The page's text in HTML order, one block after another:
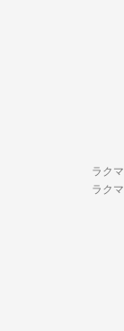
ラクマ
ラクマ